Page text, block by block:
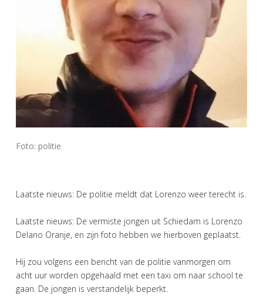
Foto: politie
Laatste nieuws: De politie meldt dat Lorenzo weer terecht is.
Laatste nieuws: De vermiste jongen uit Schiedam is Lorenzo
Delano Oranje, en zijn foto hebben we hierboven geplaatst.
Hij zou volgens een bericht van de politie vanmorgen om
acht uur worden opgehaald met een taxi om naar school te
gaan. De jongen is verstandelijk beperkt.